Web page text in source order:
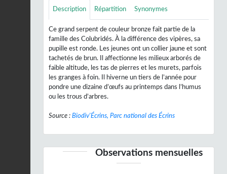
Description Répartition Synonymes
Ce grand serpent de couleur bronze fait partie de la
famille des Colubridés. À la différence des vipères, sa
pupille est ronde. Les jeunes ont un collier jaune et sont
tachetés de brun. Il affectionne les milieux arborés de
faible altitude, les tas de pierres et les murets, parfois
les granges à foin. Il hiverne un tiers de l’année pour
pondre une dizaine d’œufs au printemps dans l’humus
ou les trous d’arbres.
Source : Biodiv'Écrins, Parc national des Écrins
Observations mensuelles